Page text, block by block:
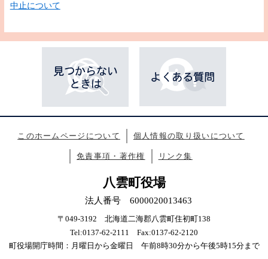
中止について
このホームページについて 個人情報の取り扱いについて
免責事項・著作権 リンク集
八雲町役場
法人番号 6000020013463
〒049-3192 北海道二海郡八雲町住初町138
Tel:0137-62-2111 Fax:0137-62-2120
町役場開庁時間：月曜日から金曜日 午前8時30分から午後5時15分まで